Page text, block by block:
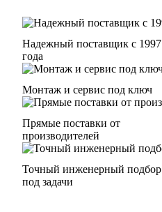
Надежный поставщик с 1997
года
Монтаж и сервис под ключ
Прямые поставки от
производителей
Точный инженерный подбор
под задачи